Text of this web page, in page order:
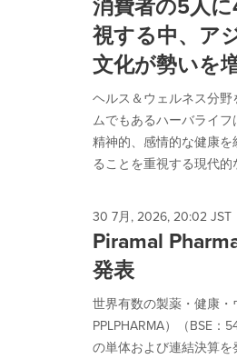
消費者の5人
視する中、ア
文化が勢いを
ヘルス＆ウェルネス分
ムでもあるハーバライフ
精神的、感情的な健康
ることを重視する現代
30 7月, 2026, 20:02 JST
Piramal
発表
世界有数の製薬・健康・
PPLPHARMA）（BSE：
の単体および連結決算